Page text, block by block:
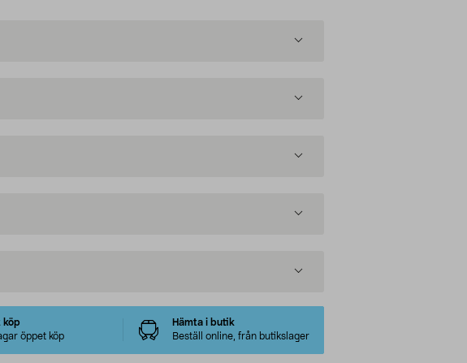
köp
öppet köp
Hämta i butik
Beställ online, från butikslager